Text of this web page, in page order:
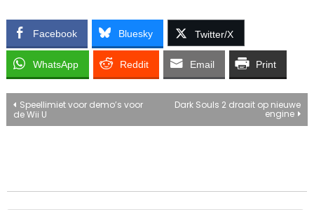
Facebook Bluesky Twitter/X
WhatsApp Reddit Email Print
Bericht
Speellimiet voor demo’s voor
de Wii U
Dark Souls 2 draait op nieuwe
engine